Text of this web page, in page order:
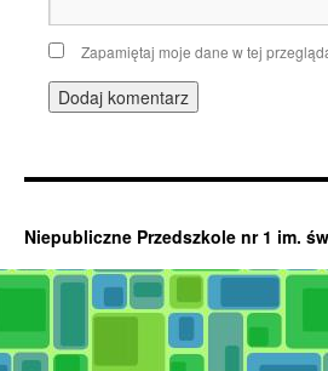
Zapamiętaj moje dane w tej
Niepubliczne Przedszkole nr 1 im.